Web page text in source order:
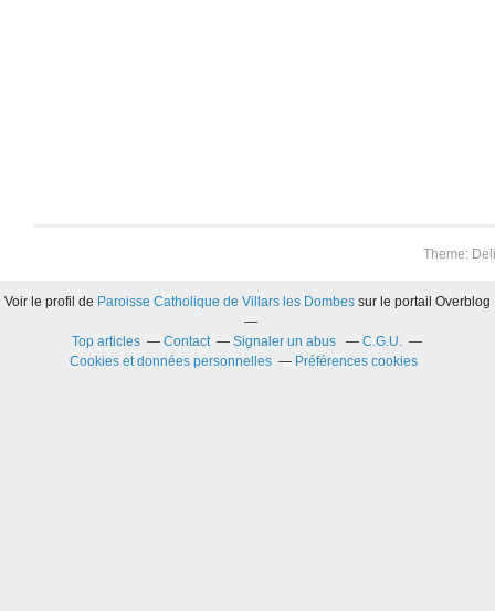
Theme:
Voir le profil de Paroisse Catholique de Villars les Dombes sur le portail Overblog
Top articles Contact Signaler un abus
C.G.U.
Cookies et données personnelles
Préférences cookies